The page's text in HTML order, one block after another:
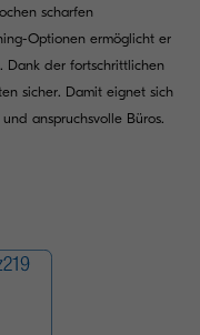
scharfen
Optionen ermöglicht er
Dank der fortschrittlichen
sicher. Damit eignet sich
anspruchsvolle Büros.